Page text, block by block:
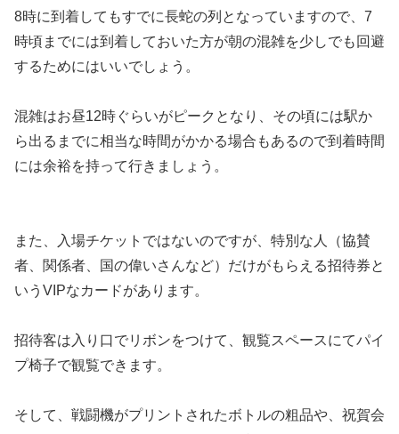
8時に到着してもすでに長蛇の列となっていますので、7
時頃までには到着しておいた方が朝の混雑を少しでも回避
するためにはいいでしょう。
混雑はお昼12時ぐらいがピークとなり、その頃には駅か
ら出るまでに相当な時間がかかる場合もあるので到着時間
には余裕を持って行きましょう。
また、入場チケットではないのですが、特別な人（協賛
者、関係者、国の偉いさんなど）だけがもらえる招待券と
いうVIPなカードがあります。
招待客は入り口でリボンをつけて、観覧スペースにてパイ
プ椅子で観覧できます。
そして、戦闘機がプリントされたボトルの粗品や、祝賀会